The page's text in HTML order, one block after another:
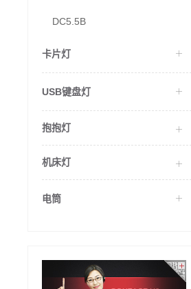
DC5.5B
卡片灯
USB键盘灯
抱抱灯
机床灯
电筒